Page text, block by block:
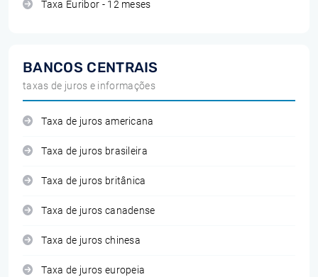
Taxa Euribor - 12 meses
BANCOS CENTRAIS
taxas de juros e informações
Taxa de juros americana
Taxa de juros brasileira
Taxa de juros britânica
Taxa de juros canadense
Taxa de juros chinesa
Taxa de juros europeia